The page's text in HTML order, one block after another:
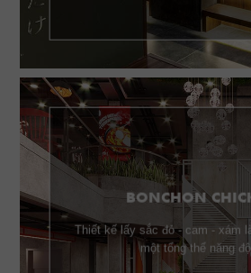
BONCHON
Thiết kế lấy sắc đỏ - cam - xám
một tổng thể năng